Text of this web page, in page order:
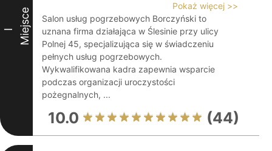
I Miejsce
Pokaż więcej >>
Salon usług pogrzebowych Borczyński to
uznana firma działająca w Ślesinie przy ulicy
Polnej 45, specjalizująca się w świadczeniu
pełnych usług pogrzebowych.
Wykwalifikowana kadra zapewnia wsparcie
podczas organizacji uroczystości
pożegnalnych, ...
10.0 (44)